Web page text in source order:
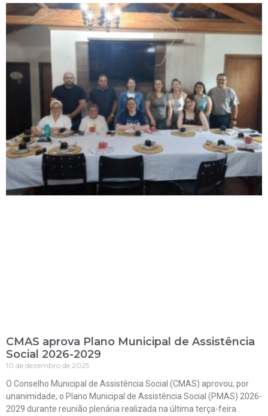
CMAS aprova Plano Municipal de Assistência
Social 2026-2029
10 de dezembro de 2025
O Conselho Municipal de Assistência Social (CMAS) aprovou, por
unanimidade, o Plano Municipal de Assistência Social (PMAS) 2026-
2029 durante reunião plenária realizada na última terça-feira